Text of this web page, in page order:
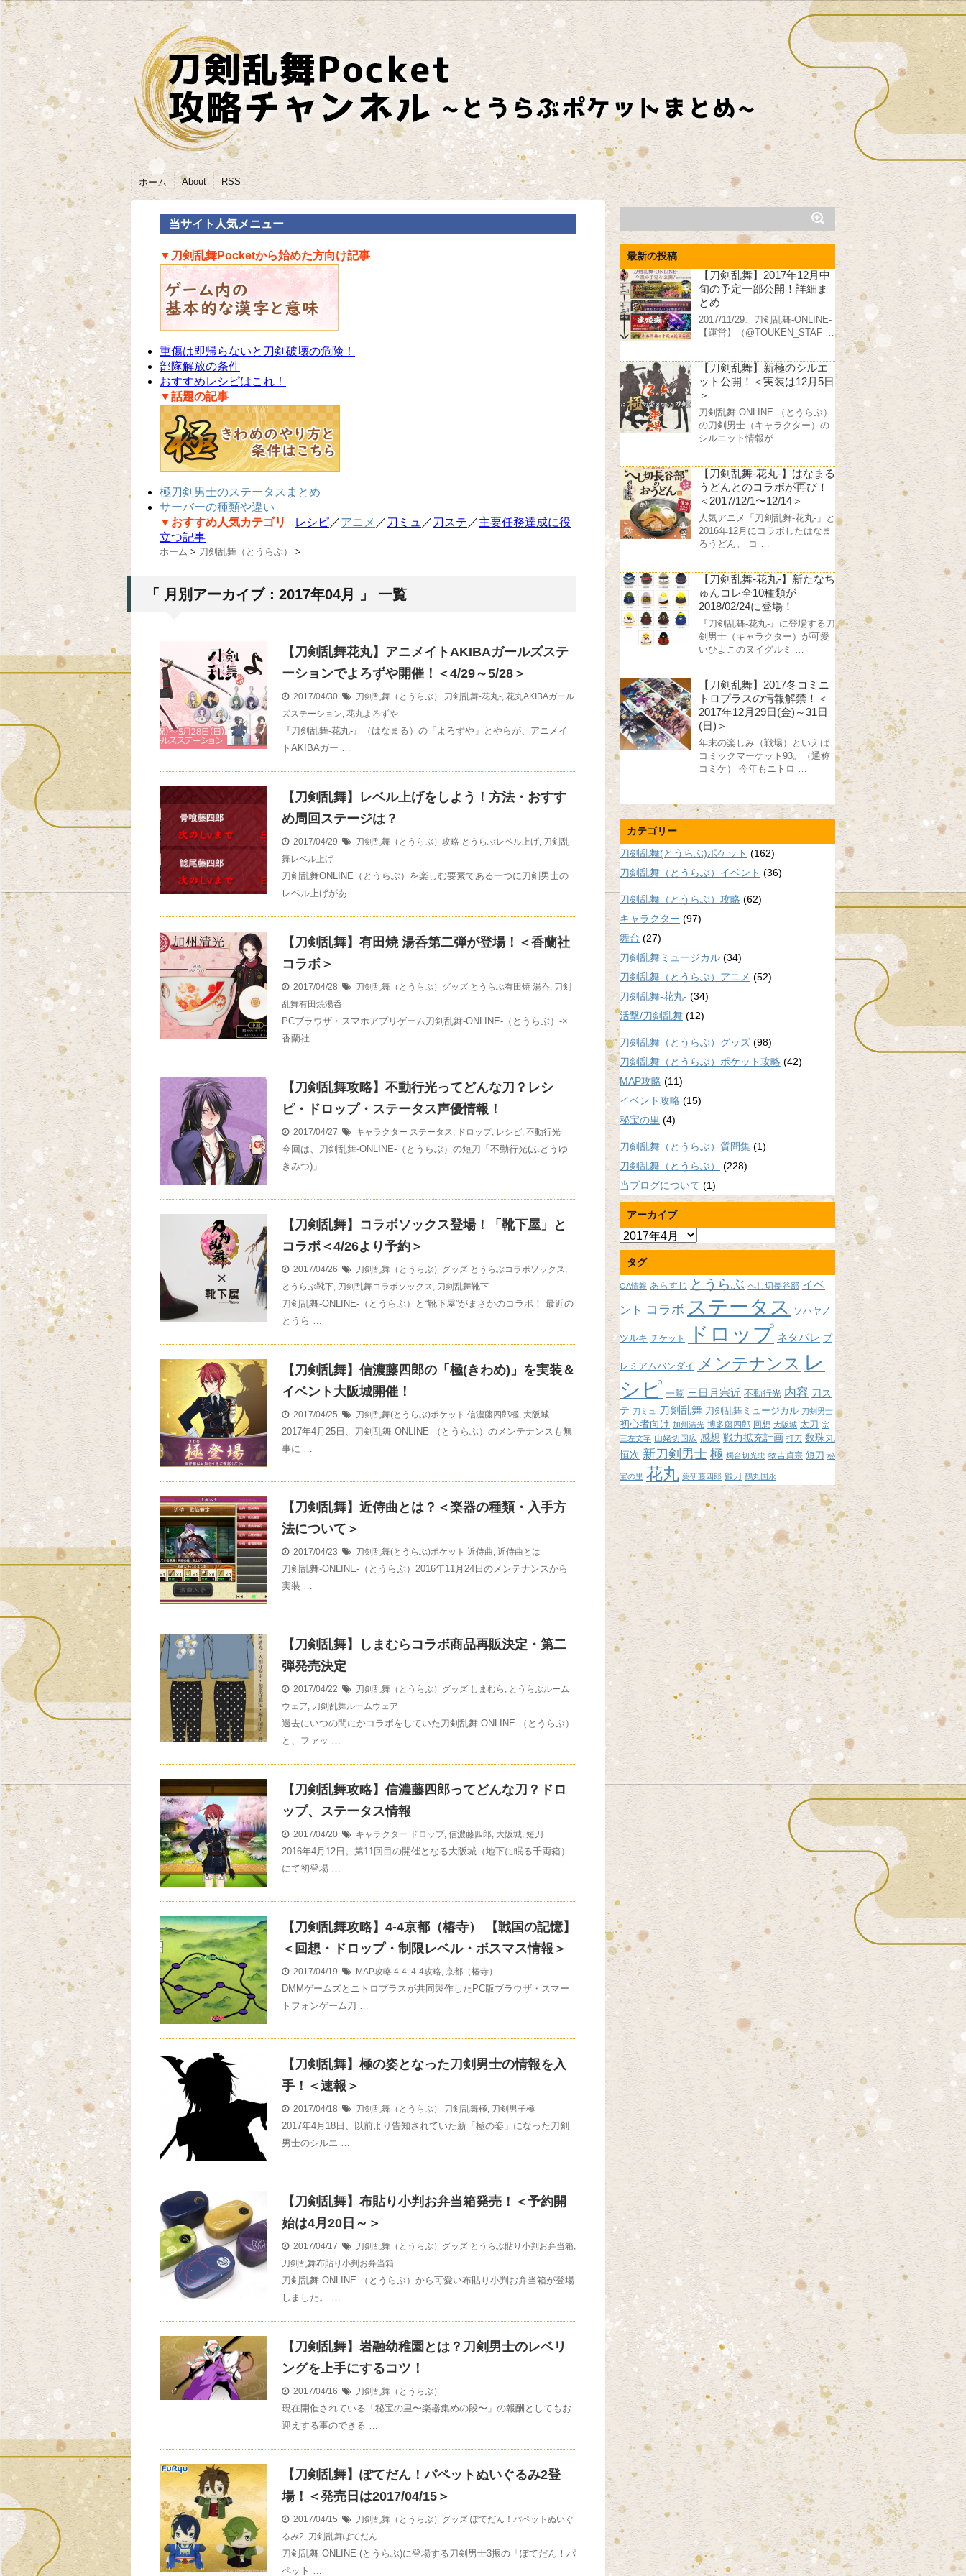
ホーム About RSS
当サイト人気メニュー
▼刀剣乱舞Pocketから始めた方向け記事
重傷は即帰らないと刀剣破壊の危険！
部隊解放の条件
おすすめレシピはこれ！
▼話題の記事
極刀剣男士のステータスまとめ
サーバーの種類や違い
▼おすすめ人気カテゴリ
レシピ／アニメ ／ 刀ミュ ／ 刀ステ ／主要任務達成に役
立つ記事
ホーム > 刀剣乱舞（とうらぶ） >
「 月別アーカイブ：2017年04月 」 一覧
【刀剣乱舞花丸】アニメイトAKIBAガールズステ
ーションでよろずや開催！＜4/29～5/28＞
2017/04/30 刀剣乱舞（とうらぶ） 刀剣乱舞-花丸-, 花丸AKIBAガール
ズステーション, 花丸よろずや
『刀剣乱舞-花丸-』（はなまる）の「よろずや」とやらが、アニメイ
トAKIBAガー …
【刀剣乱舞】レベル上げをしよう！方法・おすす
め周回ステージは？
2017/04/29 刀剣乱舞（とうらぶ）攻略 とうらぶレベル上げ, 刀剣乱
舞レベル上げ
刀剣乱舞ONLINE（とうらぶ）を楽しむ要素である一つに刀剣男士の
レベル上げがあ …
【刀剣乱舞】有田焼 湯呑第二弾が登場！＜香蘭社
コラボ＞
2017/04/28 刀剣乱舞（とうらぶ）グッズ とうらぶ有田焼 湯呑, 刀剣
乱舞有田焼湯呑
PCブラウザ・スマホアプリゲーム刀剣乱舞-ONLINE-（とうらぶ）-×
香蘭社 …
【刀剣乱舞攻略】不動行光ってどんな刀？レシ
ピ・ドロップ・ステータス声優情報！
2017/04/27 キャラクター ステータス, ドロップ, レシピ, 不動行光
今回は、刀剣乱舞-ONLINE-（とうらぶ）の短刀「不動行光(ふどうゆ
きみつ)」 …
【刀剣乱舞】コラボソックス登場！「靴下屋」と
コラボ＜4/26より予約＞
2017/04/26 刀剣乱舞（とうらぶ）グッズ とうらぶコラボソックス,
とうらぶ靴下, 刀剣乱舞コラボソックス, 刀剣乱舞靴下
刀剣乱舞-ONLINE-（とうらぶ）と“靴下屋”がまさかのコラボ！ 最近の
とうら …
【刀剣乱舞】信濃藤四郎の「極(きわめ)」を実装＆
イベント大阪城開催！
2017/04/25 刀剣乱舞(とうらぶ)ポケット 信濃藤四郎極, 大阪城
2017年4月25日、刀剣乱舞-ONLINE-（とうらぶ）のメンテナンスも無
事に …
【刀剣乱舞】近侍曲とは？＜楽器の種類・入手方
法について＞
2017/04/23 刀剣乱舞(とうらぶ)ポケット 近侍曲, 近侍曲とは
刀剣乱舞-ONLINE-（とうらぶ）2016年11月24日のメンテナンスから
実装 …
【刀剣乱舞】しまむらコラボ商品再販決定・第二
弾発売決定
2017/04/22 刀剣乱舞（とうらぶ）グッズ しまむら , とうらぶルーム
ウェア, 刀剣乱舞ルームウェア
過去にいつの間にかコラボをしていた刀剣乱舞-ONLINE-（とうらぶ）
と、ファッ …
【刀剣乱舞攻略】信濃藤四郎ってどんな刀？ドロ
ップ、ステータス情報
2017/04/20 キャラクター ドロップ, 信濃藤四郎, 大阪城, 短刀
2016年4月12日。第11回目の開催となる大阪城（地下に眠る千両箱）
にて初登場 …
【刀剣乱舞攻略】4-4京都（椿寺） 【戦国の記憶】
＜回想・ドロップ・制限レベル・ボスマス情報＞
2017/04/19 MAP攻略 4-4, 4-4攻略, 京都（椿寺）
DMMゲームズとニトロプラスが共同製作したPC版ブラウザ・スマー
トフォンゲーム刀 …
【刀剣乱舞】極の姿となった刀剣男士の情報を入
手！＜速報＞
2017/04/18 刀剣乱舞（とうらぶ） 刀剣乱舞極, 刀剣男子極
2017年4月18日、以前より告知されていた新「極の姿」になった刀剣
男士のシルエ …
【刀剣乱舞】布貼り小判お弁当箱発売！＜予約開
始は4月20日～＞
2017/04/17 刀剣乱舞（とうらぶ）グッズ とうらぶ貼り小判お弁当箱,
刀剣乱舞布貼り小判お弁当箱
刀剣乱舞-ONLINE-（とうらぶ）から可愛い布貼り小判お弁当箱が登場
しました。 …
【刀剣乱舞】岩融幼稚園とは？刀剣男士のレベリ
ングを上手にするコツ！
2017/04/16 刀剣乱舞（とうらぶ）
現在開催されている「秘宝の里〜楽器集めの段〜」の報酬としてもお
迎えする事のできる …
【刀剣乱舞】ぽてだん！パペットぬいぐるみ2登
場！＜発売日は2017/04/15＞
2017/04/15 刀剣乱舞（とうらぶ）グッズ ぽてだん！パペットぬいぐ
るみ2, 刀剣乱舞ぽてだん
刀剣乱舞-ONLINE-(とうらぶ)に登場する刀剣男士3振の「ぽてだん！パ
ペット …
最新の投稿
【刀剣乱舞】2017年12月中
旬の予定一部公開！詳細ま
とめ
2017/11/29、刀剣乱舞-ONLINE-
【運営】（@TOUKEN_STAF …
【刀剣乱舞】新極のシルエ
ット公開！＜実装は12月5日
＞
刀剣乱舞-ONLINE-（とうらぶ）
の刀剣男士（キャラクター）の
シルエット情報が …
【刀剣乱舞-花丸-】はなまる
うどんとのコラボが再び！
＜2017/12/1〜12/14＞
人気アニメ「刀剣乱舞-花丸-」と
2016年12月にコラボしたはなま
るうどん。 コ …
【刀剣乱舞-花丸-】新たなち
ゅんコレ全10種類が
2018/02/24に登場！
『刀剣乱舞-花丸-』に登場する刀
剣男士（キャラクター）が可愛
いひよこのヌイグルミ …
【刀剣乱舞】2017冬コミニ
トロプラスの情報解禁！＜
2017年12月29日(金)～31日
(日)＞
年末の楽しみ（戦場）といえば
コミックマーケット93。（通称
コミケ） 今年もニトロ …
カテゴリー
刀剣乱舞(とうらぶ)ポケット (162)
刀剣乱舞（とうらぶ）イベント (36)
刀剣乱舞（とうらぶ）攻略 (62)
キャラクター (97)
舞台 (27)
刀剣乱舞ミュージカル (34)
刀剣乱舞（とうらぶ）アニメ (52)
刀剣乱舞-花丸- (34)
活撃/刀剣乱舞 (12)
刀剣乱舞（とうらぶ）グッズ (98)
刀剣乱舞（とうらぶ）ポケット攻略 (42)
MAP攻略 (11)
イベント攻略 (15)
秘宝の里 (4)
刀剣乱舞（とうらぶ）質問集 (1)
刀剣乱舞（とうらぶ）
(228)
当ブログについて (1)
アーカイブ
ア
ー
カ
イ
ブ
タグ
OA情報 あらすじ とうらぶ へし切長谷部 イベ
ント コラボ ステータス ソハヤノ
ツルキ チケット ドロップ ネタバレ プ
レミアムバンダイ メンテナンス レ
シピ 一覧 三日月宗近 不動行光 内容 刀ス
テ 刀ミュ 刀剣乱舞 刀剣乱舞ミュージカル 刀剣男士
初心者向け 加州清光 博多藤四郎 回想 大阪城 太刀 宗
三左文字 山姥切国広 感想 戦力拡充計画 打刀 数珠丸
恒次 新刀剣男士 極 燭台切光忠 物吉貞宗 短刀 秘
宝の里 花丸 薬研藤四郎 鍛刀 鶴丸国永